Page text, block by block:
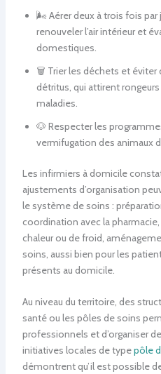
🌬 Aérer deux à trois fois par
renouveler l’air intérieur et
domestiques.
🗑 Trier les déchets et éviter
détritus, qui attirent
maladies.
🐶 Respecter les
vermifugation des animaux
Les infirmiers à domicile
ajustements d’organisation
le système de soins :
coordination avec la
chaleur ou de froid,
soins, aussi bien pour les
présents au domicile.
Au niveau du territoire, des
santé ou les pôles de soins
professionnels et d’organiser
initiatives locales de typepôle
démontrent qu’il est possible